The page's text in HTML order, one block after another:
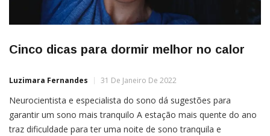
Cinco dicas para dormir melhor no calor
Luzimara Fernandes 31 De Janeiro De 2022
Neurocientista e especialista do sono dá sugestões para
garantir um sono mais tranquilo A estação mais quente do ano
traz dificuldade para ter uma noite de sono tranquila e